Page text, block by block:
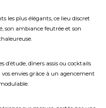
les plus élégants, ce lieu discret
son ambiance feutrée et son
d’étude, dîners assis ou cocktails
vos envies grâce à un agencement